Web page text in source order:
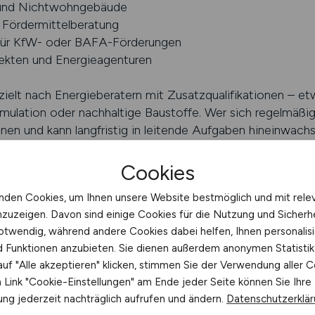
Nichtwohngebäude
KfW- oder BAFA-Förderungen
und Energieagenturen
nach Energieberatern mit Zusatzqualifikationen –
oder nachhaltige Baustoffe. Wer sich
und kann langfristig in leitende Aufgaben
Bereichen wie Architektur, Bauleitung, Haustechnik
Entscheidend ist das Interesse an
einzuarbeiten.
bietet Bewerbern einen schnellen Überblick über
Region, Qualifikation und Arbeitgeber filtern – ideal für
bedeutet, am Puls der Zeit zu sein. Der
Verantwortung – eine Kombination, die ihn
finden
Cookies
Cookies, um Ihnen unsere Website bestmöglich und mit
Davon sind einige Cookies für die Nutzung und
während andere Cookies dabei helfen, Ihnen
Funktionen anzubieten. Sie dienen außerdem anonymen
"Alle akzeptieren" klicken, stimmen Sie der Verwendung aller
"Cookie-Einstellungen" am Ende jeder Seite können Sie Ihre
jederzeit nachträglich aufrufen und ändern.